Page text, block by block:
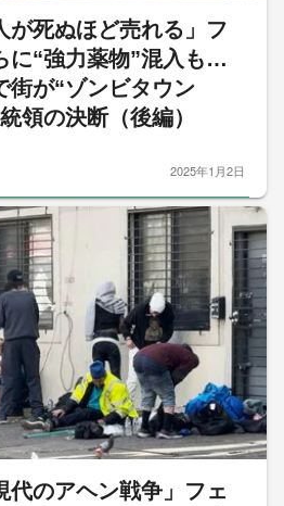
が死ぬほど売れる」フ
に“強力薬物”混入も…
街が“ゾンビタウン
領の決断（後編）
2025年1月2日
代のアヘン戦争」フェ